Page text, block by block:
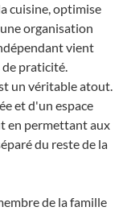
cuisine, optimise
organisation
vient
de praticité.
un véritable atout.
et d'un espace
en permettant aux
du reste de la
de la famille